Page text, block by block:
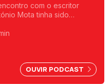
com o escritor
Mota tinha sido
na biblioteca
O sábado de quase
na esplanada do
da biblioteca... Tão
tão perto.
OUVIR PODCAST